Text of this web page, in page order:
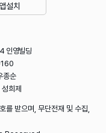
앱설치
인영빌딩
종순
희제
를 받으며, 무단전재 및 수집,